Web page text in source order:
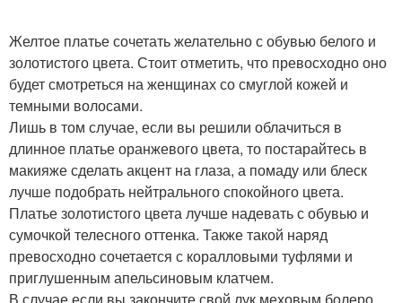
Желтое платье сочетать желательно с обувью белого и
золотистого цвета. Стоит отметить, что превосходно оно
будет смотреться на женщинах со смуглой кожей и
темными волосами.
Лишь в том случае, если вы решили облачиться в
длинное платье оранжевого цвета, то постарайтесь в
макияже сделать акцент на глаза, а помаду или блеск
лучше подобрать нейтрального спокойного цвета.
Платье золотистого цвета лучше надевать с обувью и
сумочкой телесного оттенка. Также такой наряд
превосходно сочетается с коралловыми туфлями и
приглушенным апельсиновым клатчем.
В случае если вы закончите свой лук меховым болеро,